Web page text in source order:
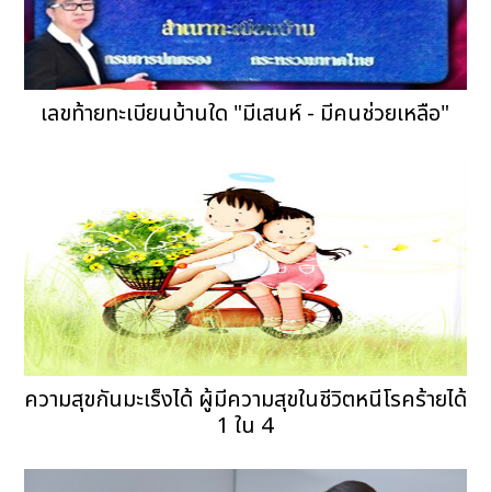
เลขท้ายทะเบียนบ้านใด "มีเสนห์ - มีคนช่วยเหลือ"
ความสุขกันมะเร็งได้ ผู้มีความสุขในชีวิตหนีโรคร้ายได้
1 ใน 4